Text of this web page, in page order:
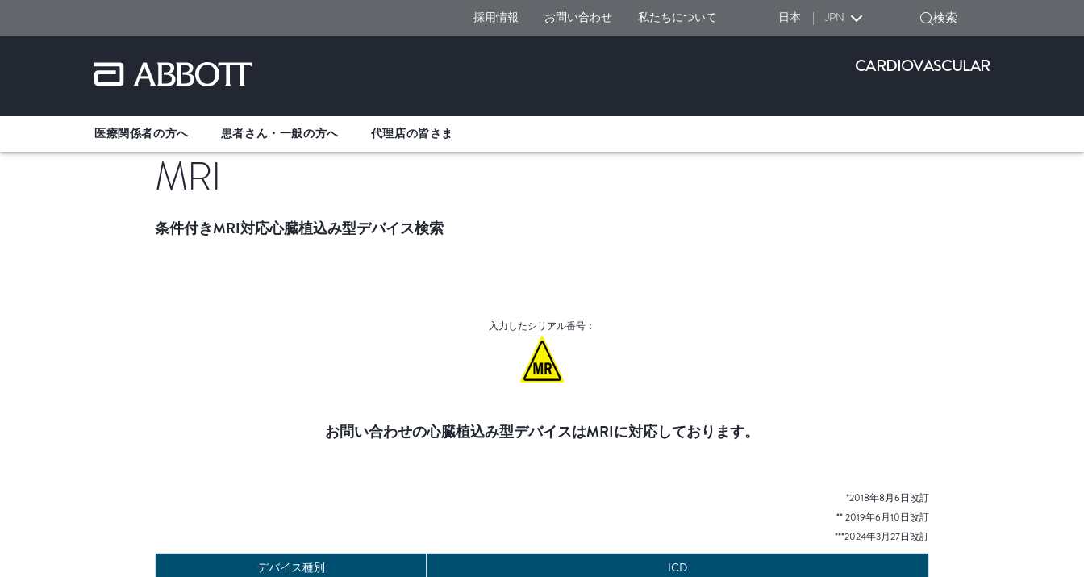
採用情報 お問い合わせ 私たちについて 日本 | JPN 検索
CARDIOVASCULAR
医療関係者の方へ 患者さん・一般の方へ 代理店の皆さま
MRI
条件付きMRI対応心臓植込み型デバイス検索
入力したシリアル番号：
お問い合わせの心臓植込み型デバイスはMRIに対応しております。
*2018年8月6日改訂
** 2019年6月10日改訂
***2024年3月27日改訂
デバイス種別 ICD